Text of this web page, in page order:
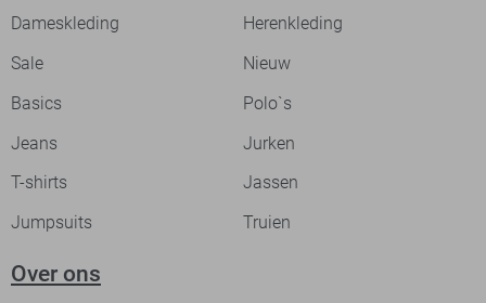
Dameskleding
Herenkleding
Sale
Nieuw
Basics
Polo`s
Jeans
Jurken
T-shirts
Jassen
Jumpsuits
Truien
Over ons